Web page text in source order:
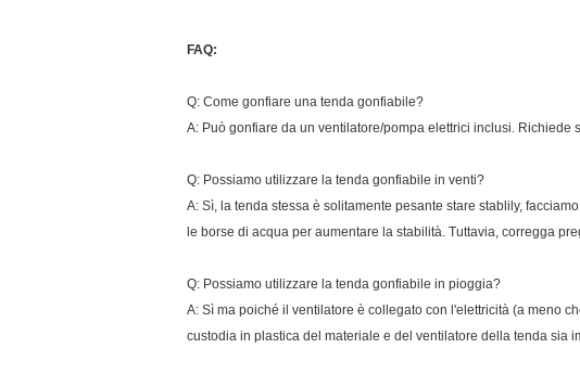
FAQ:
Q: Come gonfiare una tenda gonfiabile?
A: Può gonfiare da un ventilatore/pompa elettrici inclusi.
Q: Possiamo utilizzare la tenda gonfiabile in venti?
A: Sì, la tenda stessa è solitamente pesante stare stablily,
le borse di acqua per aumentare la stabilità. Tuttavia, corregga
Q: Possiamo utilizzare la tenda gonfiabile in pioggia?
A: Sì ma poiché il ventilatore è collegato con l'elettricità (a meno
custodia in plastica del materiale e del ventilatore della tenda sia